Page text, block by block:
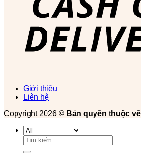
Giới thiệu
Liên hệ
Copyright 2026 © Bản quyền thuộc về
Tìm
kiếm: